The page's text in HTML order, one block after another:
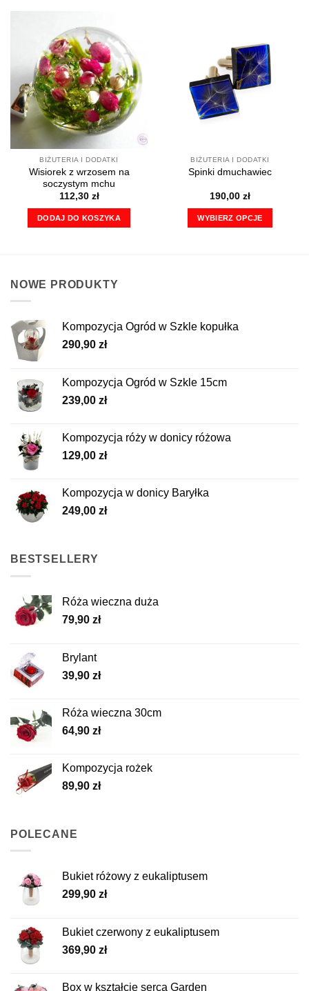
BIŻUTERIA I DODATKI
Wisiorek z wrzosem na
soczystym mchu
112,30 zł
DODAJ DO KOSZYKA
BIŻUTERIA I DODATKI
Spinki dmuchawiec
190,00 zł
WYBIERZ OPCJE
NOWE PRODUKTY
Kompozycja Ogród w Szkle kopułka
290,90 zł
Kompozycja Ogród w Szkle 15cm
239,00 zł
Kompozycja róży w donicy różowa
129,00 zł
Kompozycja w donicy Baryłka
249,00 zł
BESTSELLERY
Róża wieczna duża
79,90 zł
Brylant
39,90 zł
Róża wieczna 30cm
64,90 zł
Kompozycja rożek
89,90 zł
POLECANE
Bukiet różowy z eukaliptusem
299,90 zł
Bukiet czerwony z eukaliptusem
369,90 zł
Box w kształcie serca Garden